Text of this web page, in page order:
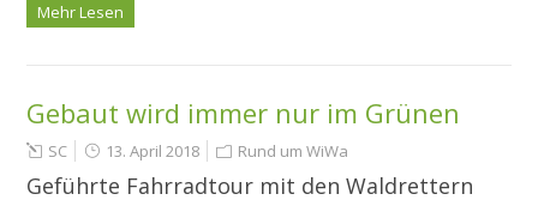
Mehr Lesen
Gebaut wird immer nur im Grünen
SC 13. April 2018 Rund um WiWa
Geführte Fahrradtour mit den Waldrettern